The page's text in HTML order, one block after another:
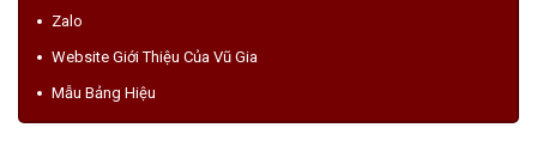
Zalo
Website Giới Thiệu Của Vũ Gia
Mẫu Bảng Hiệu